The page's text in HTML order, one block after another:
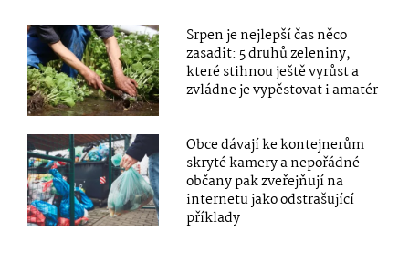
Srpen je nejlepší čas něco
zasadit: 5 druhů zeleniny,
které stihnou ještě vyrůst a
zvládne je vypěstovat i amatér
Obce dávají ke kontejnerům
skryté kamery a nepořádné
občany pak zveřejňují na
internetu jako odstrašující
příklady